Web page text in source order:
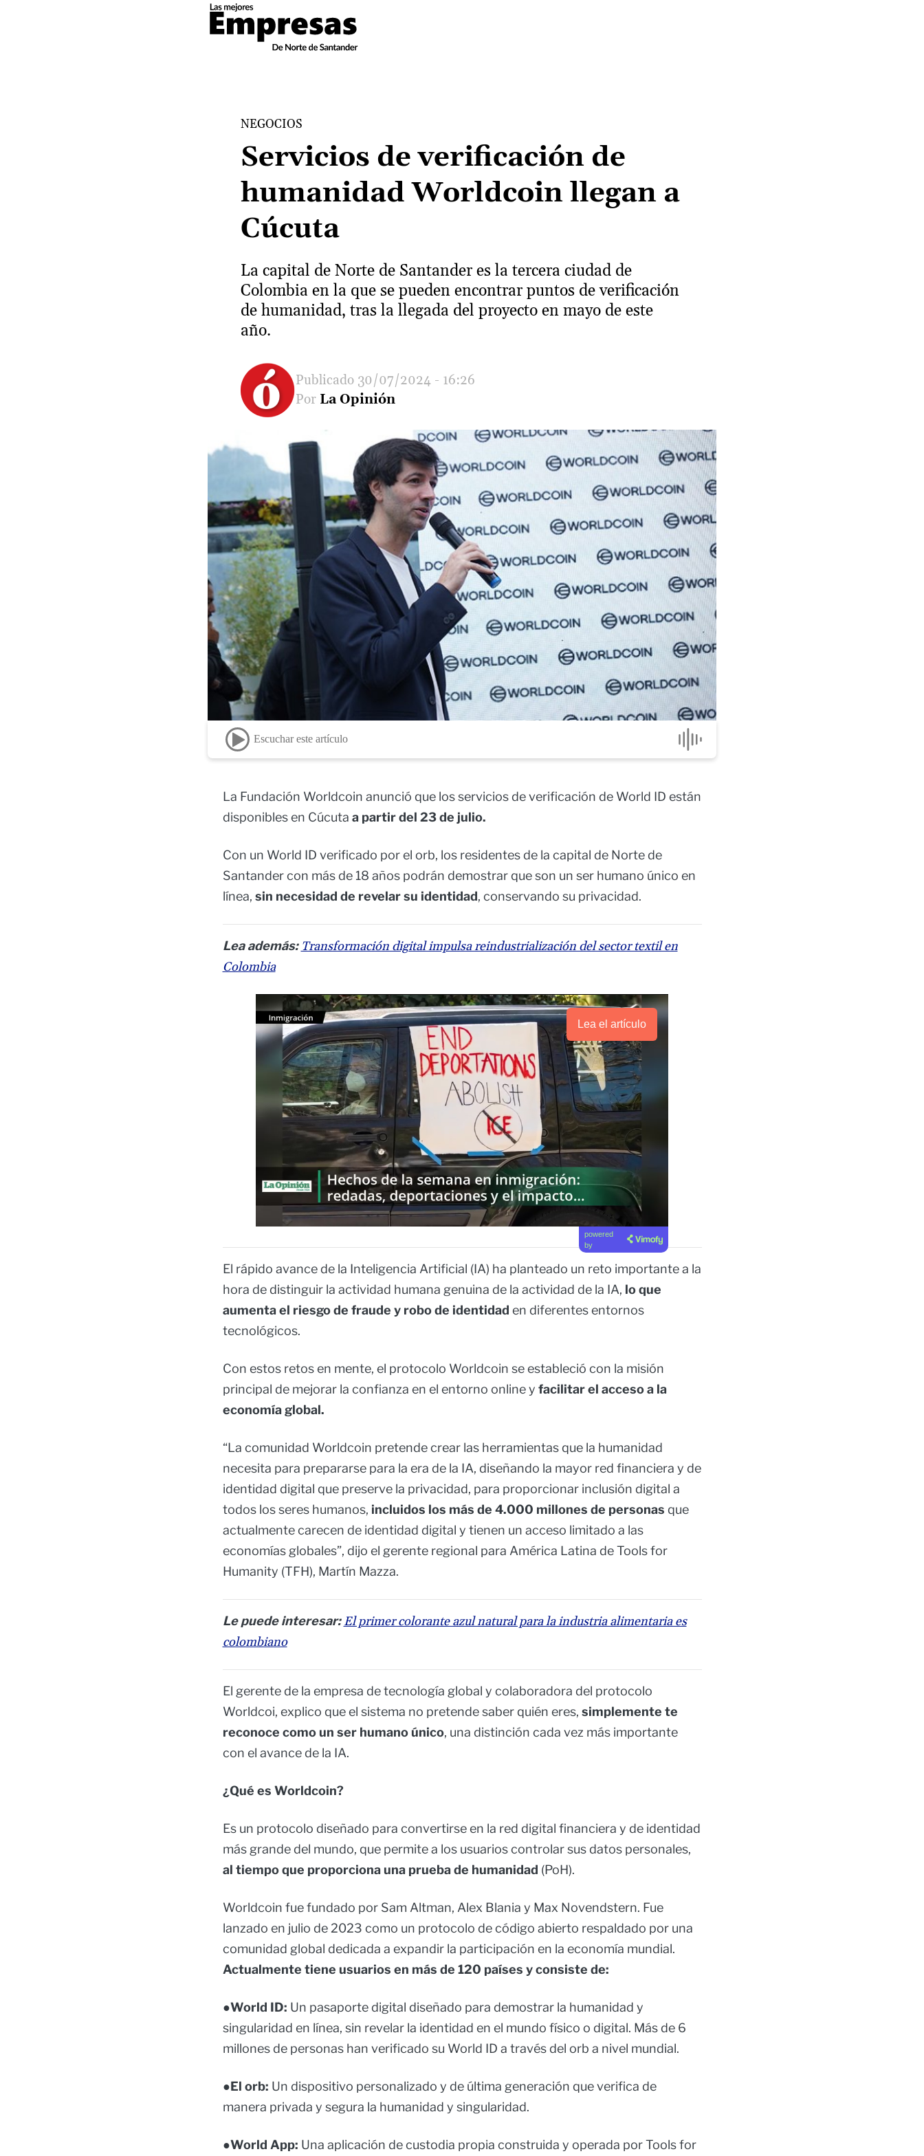
NEGOCIOS
Servicios de verificación de
humanidad Worldcoin llegan a
Cúcuta
La capital de Norte de Santander es la tercera ciudad de
Colombia en la que se pueden encontrar puntos de verificación
de humanidad, tras la llegada del proyecto en mayo de este
año.
30/07/2024 - 16:26
La Opinión
Escuchar este artículo
La Fundación Worldcoin anunció que los servicios de verificación de World ID están
disponibles en Cúcuta a partir del 23 de julio.
Con un World ID verificado por el orb, los residentes de la capital de Norte de
Santander con más de 18 años podrán demostrar que son un ser humano único en
línea, sin necesidad de revelar su identidad, conservando su privacidad.
Lea además: Transformación digital impulsa reindustrialización del sector textil en
Colombia
Lea el artículo
powered
by
El rápido avance de la Inteligencia Artificial (IA) ha planteado un reto importante a la
hora de distinguir la actividad humana genuina de la actividad de la IA, lo que
aumenta el riesgo de fraude y robo de identidad en diferentes entornos
tecnológicos.
Con estos retos en mente, el protocolo Worldcoin se estableció con la misión
principal de mejorar la confianza en el entorno online y facilitar el acceso a la
economía global.
“La comunidad Worldcoin pretende crear las herramientas que la humanidad
necesita para prepararse para la era de la IA, diseñando la mayor red financiera y de
identidad digital que preserve la privacidad, para proporcionar inclusión digital a
todos los seres humanos, incluidos los más de 4.000 millones de personas que
actualmente carecen de identidad digital y tienen un acceso limitado a las
economías globales”, dijo el gerente regional para América Latina de Tools for
Humanity (TFH), Martín Mazza.
Le puede interesar:El primer colorante azul natural para la industria alimentaria es
colombiano
El gerente de la empresa de tecnología global y colaboradora del protocolo
Worldcoi, explico que el sistema no pretende saber quién eres, simplemente te
reconoce como un ser humano único, una distinción cada vez más importante
con el avance de la IA.
¿Qué es Worldcoin?
Es un protocolo diseñado para convertirse en la red digital financiera y de identidad
más grande del mundo, que permite a los usuarios controlar sus datos personales,
al tiempo que proporciona una prueba de humanidad (PoH).
Worldcoin fue fundado por Sam Altman, Alex Blania y Max Novendstern. Fue
lanzado en julio de 2023 como un protocolo de código abierto respaldado por una
comunidad global dedicada a expandir la participación en la economía mundial.
Actualmente tiene usuarios en más de 120 países y consiste de:
●World ID: Un pasaporte digital diseñado para demostrar la humanidad y
singularidad en línea, sin revelar la identidad en el mundo físico o digital. Más de 6
millones de personas han verificado su World ID a través del orb a nivel mundial.
●El orb: Un dispositivo personalizado y de última generación que verifica de
manera privada y segura la humanidad y singularidad.
●World App: Una aplicación de custodia propia construida y operada por Tools for